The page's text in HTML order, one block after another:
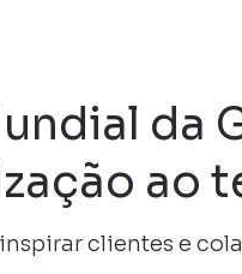
da
ao
clientes e